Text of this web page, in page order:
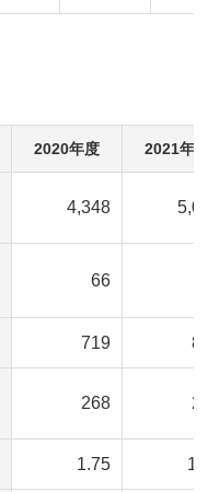
2020年度 2021年
4,348
66
719
268
1.75